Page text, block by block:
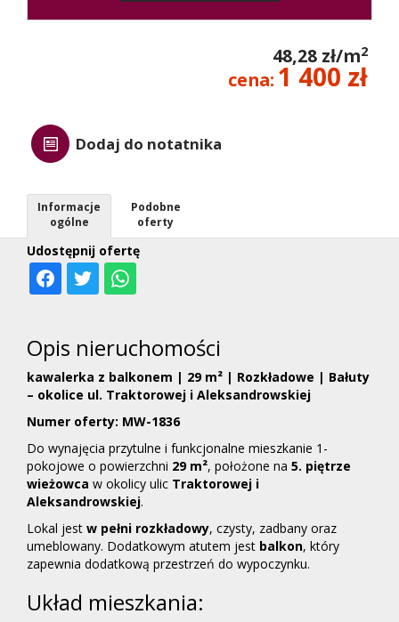
48,28 zł/m2
cena: 1 400 zł
Dodaj do notatnika
Udostępnij ofertę
Informacje
ogólne
Podobne
oferty
Opis nieruchomości
kawalerka z balkonem | 29 m² | Rozkładowe | Bałuty
– okolice ul. Traktorowej i Aleksandrowskiej
Numer oferty: MW-1836
Do wynajęcia przytulne i funkcjonalne mieszkanie 1-
pokojowe o powierzchni 29 m², położone na 5. piętrze
wieżowca w okolicy ulic Traktorowej i
Aleksandrowskiej.
Lokal jest w pełni rozkładowy, czysty, zadbany oraz
umeblowany. Dodatkowym atutem jest balkon, który
zapewnia dodatkową przestrzeń do wypoczynku.
Układ mieszkania: